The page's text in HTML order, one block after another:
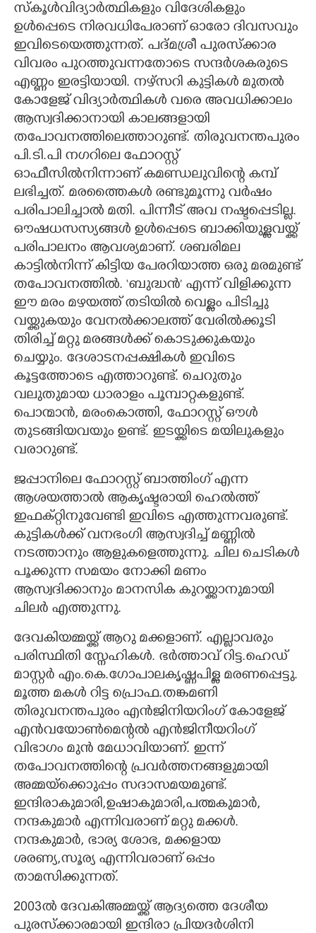
സ്കൂൾവിദ്യാർത്ഥികളും വിദേശികളും
ഉൾപ്പെടെ നിരവധിപേരാണ് ഓരോ ദിവസവും
ഇവിടെയെത്തുന്നത്. പദ്മശ്രീ പുരസ്ക്കാര
വിവരം പുറത്തുവന്നതോടെ സന്ദർശകരുടെ
എണ്ണം ഇരട്ടിയായി. നഴ്സറി കുട്ടികൾ മുതൽ
കോളേജ് വിദ്യാർത്ഥികൾ വരെ അവധിക്കാലം
ആസ്വദിക്കാനായി കാലങ്ങളായി
തപോവനത്തിലെത്താറുണ്ട്. തിരുവനന്തപുരം
പി.ടി.പി നഗറിലെ ഫോറസ്റ്റ്
ഓഫീസിൽനിന്നാണ് കമണ്ഡലുവിന്റെ കമ്പ്
ലഭിച്ചത്. മരത്തൈകൾ രണ്ടുമൂന്നു വർഷം
പരിപാലിച്ചാൽ മതി. പിന്നീട് അവ നഷ്ടപ്പെടില്ല.
ഔഷധസസ്യങ്ങൾ ഉൾപ്പെടെ ബാക്കിയുള്ളവയ്ക്ക്
പരിപാലനം ആവശ്യമാണ്. ശബരിമല
കാട്ടിൽനിന്ന്‌ കിട്ടിയ പേരറിയാത്ത ഒരു മരമുണ്ട്
തപോവനത്തിൽ. ‘ബുദ്ധൻ’ എന്ന് വിളിക്കുന്ന
ഈ മരം മഴയത്ത് തടിയിൽ വെള്ളം പിടിച്ചു
വയ്ക്കുകയും വേനൽക്കാലത്ത് വേരിൽക്കൂടി
തിരിച്ച്‌ മറ്റു മരങ്ങൾക്ക് കൊടുക്കുകയും
ചെയ്യും. ദേശാടനപ്പക്ഷികൾ ഇവിടെ
കൂട്ടത്തോടെ എത്താറുണ്ട്. ചെറുതും
വലുതുമായ ധാരാളം പൂമ്പാറ്റകളുണ്ട്.
പൊന്മാൻ, മരംകൊത്തി, ഫോറസ്റ്റ് ഔൾ
തുടങ്ങിയവയും ഉണ്ട്. ഇടയ്ക്കിടെ മയിലുകളും
വരാറുണ്ട്.
ജപ്പാനിലെ ഫോറസ്റ്റ് ബാത്തിംഗ് എന്ന
ആശയത്താൽ ആകൃഷ്ടരായി ഹെൽത്ത്
ഇഫക്റ്റിനുവേണ്ടി ഇവിടെ എത്തുന്നവരുണ്ട്.
കുട്ടികൾക്ക് വനഭംഗി ആസ്വദിച്ച് മണ്ണിൽ
നടത്താനും ആളുകളെത്തുന്നു. ചില ചെടികൾ
പൂക്കുന്ന സമയം നോക്കി മണം
ആസ്വദിക്കാനും മാനസിക കുറയ്ക്കാനുമായി
ചിലർ എത്തുന്നു.
ദേവകിയമ്മയ്ക്ക് ആറു മക്കളാണ്. എല്ലാവരും
പരിസ്ഥിതി സ്നേഹികൾ. ഭർത്താവ് റിട്ട.ഹെഡ്
മാസ്റ്റർ എം.കെ.ഗോപാലകൃഷ്ണപിള്ള മരണപ്പെട്ടു.
മൂത്ത മകൾ റിട്ട പ്രൊഫ.തങ്കമണി
തിരുവനന്തപുരം എൻജിനിയറിംഗ് കോളേജ്
എൻവയോൺമെന്റൽ എൻജിനീയറിംഗ്
വിഭാഗം മുൻ മേധാവിയാണ്. ഇന്ന്
തപോവനത്തിന്റെ പ്രവ‌ർത്തനങ്ങളുമായി
അമ്മയ്ക്കൊുപ്പം സദാസമയമുണ്ട്.
ഇന്ദിരാകുമാരി,ഉഷാകുമാരി,പത്മകുമാർ,
നന്ദകുമാർ എന്നിവരാണ് മറ്റു മക്കൾ.
നന്ദകുമാർ, ഭാര്യ ശോഭ, മക്കളായ
ശരണ്യ,സൂര്യ എന്നിവരാണ് ഒപ്പം
താമസിക്കുന്നത്.
2003ൽ ദേവകിഅമ്മയ്ക്ക് ആദ്യത്തെ ദേശീയ
പുരസ്ക്കാരമായി ഇന്ദിരാ പ്രിയദർശിനി